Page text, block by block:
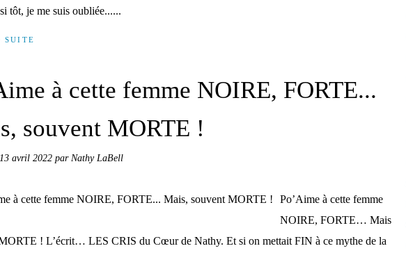
tôt, je me suis oubliée......
SUITE
à cette femme NOIRE, FORTE...
souvent MORTE !
13 avril 2022 par Nathy LaBell
Po’Aime à cette femme
NOIRE, FORTE… Mais
! L’écrit… LES CRIS du Cœur de Nathy. Et si on mettait FIN à ce mythe de la